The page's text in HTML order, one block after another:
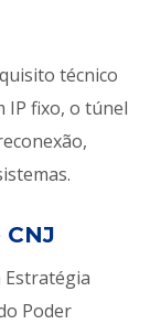
técnico
IP fixo, o túnel
Estratégia
Poder